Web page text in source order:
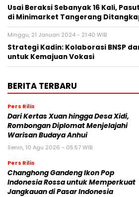
Usai Beraksi Sebanyak 16 Kali,
di Minimarket Tangerang
Minggu, 21 Januari 2024 - 21:40 WIB
Strategi Kadin: Kolaborasi BNSP
untuk Kemajuan Vokasi
BERITA TERBARU
Pers Rilis
Dari Kertas Xuan hingga Desa Xidi,
Rombongan Diplomat Menjelajahi
Warisan Budaya Anhui
Senin, 10 Agu 2026 - 05:57 WIB
Pers Rilis
Changhong Gandeng Ikon Pop
Indonesia Rossa untuk Memperkuat
Jangkauan di Pasar Indonesia